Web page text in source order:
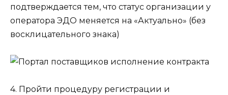
подтверждается тем, что статус организации у
оператора ЭДО меняется на «Актуально» (без
восклицательного знака)
4. Пройти процедуру регистрации и